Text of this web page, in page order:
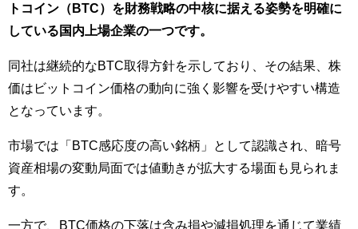
トコイン（BTC）を財務戦略の中核に据える姿勢を明確に
している国内上場企業の一つです。
同社は継続的なBTC取得方針を示しており、その結果、株
価はビットコイン価格の動向に強く影響を受けやすい構造
となっています。
市場では「BTC感応度の高い銘柄」として認識され、暗号
資産相場の変動局面では値動きが拡大する場面も見られま
す。
一方で、BTC価格の下落は含み損や減損処理を通じて業績